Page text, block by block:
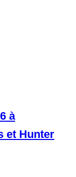
à
et Hunter